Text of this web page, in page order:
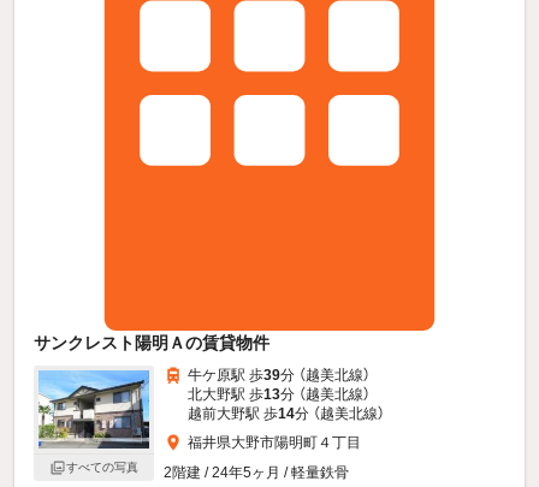
サンクレスト陽明Ａの賃貸物件
すべての写真
牛ケ原駅 歩39分 （越美北線）
北大野駅 歩13分 （越美北線）
越前大野駅 歩14分 （越美北線）
福井県大野市陽明町４丁目
2階建 / 24年5ヶ月 / 軽量鉄骨